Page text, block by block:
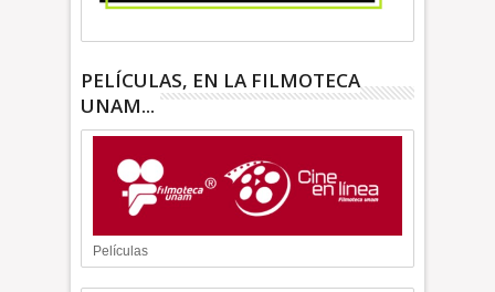
PELÍCULAS, EN LA FILMOTECA
UNAM...
Películas